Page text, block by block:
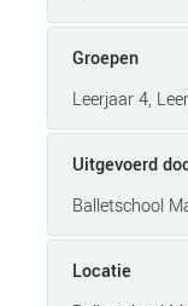
Groepen
Leerjaar 4,
Uitgevoerd
Balletschool
Locatie